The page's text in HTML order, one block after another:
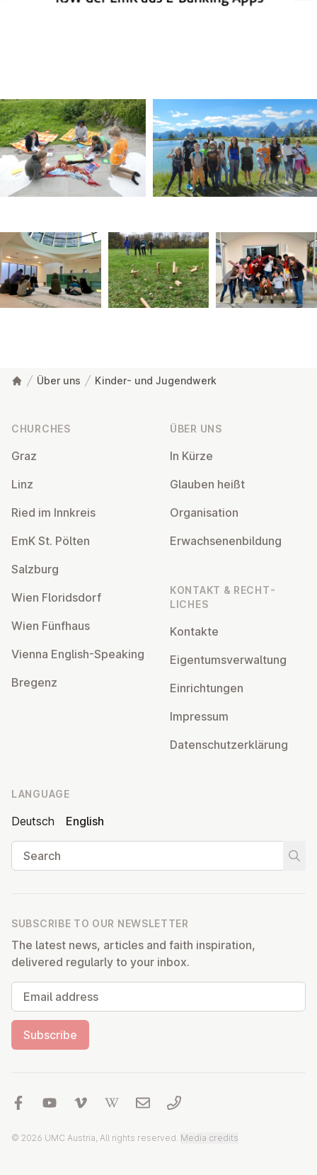
Über uns Kinder- und Jugendwerk
CHURCHES
Graz
Linz
Ried im Innkreis
EmK St. Pölten
Salzburg
Wien Flor­idsdorf
Wien Fünfhaus
Vienna English-Speaking
Bregenz
ÜBER UNS
In Kürze
Glauben heißt
Or­gan­isa­tion
Er­wach­sen­en­bildung
KONTAKT & RECHT­
LICHES
Kontakte
Ei­gentums­ver­wal­tung
Ein­rich­tun­gen
Impressum
Datens­chutzerklärung
LANGUAGE
Deutsch
English
Search
SUBSCRIBE TO OUR NEWSLETTER
The latest news, articles and faith inspiration,
delivered regularly to your inbox.
Email address
Subscribe
© 2026 UMC Austria, All rights reserved. Media credits